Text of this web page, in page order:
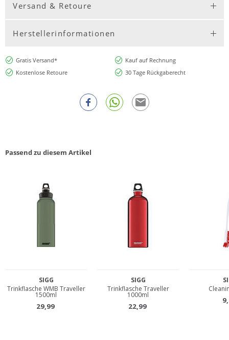
Versand & Retoure
Herstellerinformationen
Gratis Versand*
Kauf auf Rechnung
Kostenlose Retoure
30 Tage Rückgaberecht
Passend zu diesem Artikel